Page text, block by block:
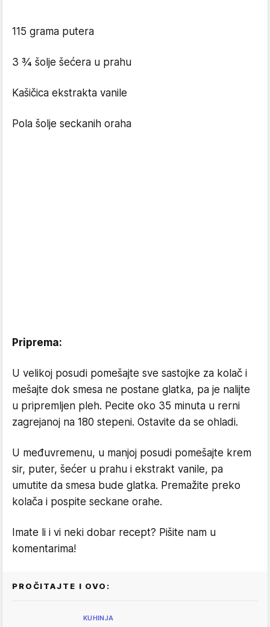
115 grama putera
3 ¾ šolje šećera u prahu
Kašičica ekstrakta vanile
Pola šolje seckanih oraha
Priprema:
U velikoj posudi pomešajte sve sastojke za kolač i
mešajte dok smesa ne postane glatka, pa je nalijte
u pripremljen pleh. Pecite oko 35 minuta u rerni
zagrejanoj na 180 stepeni. Ostavite da se ohladi.
U međuvremenu, u manjoj posudi pomešajte krem
sir, puter, šećer u prahu i ekstrakt vanile, pa
umutite da smesa bude glatka. Premažite preko
kolača i pospite seckane orahe.
Imate li i vi neki dobar recept? Pišite nam u
komentarima!
PROČITAJTE I OVO:
KUHINJA